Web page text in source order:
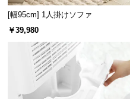
[幅95cm] 1人掛けソファ
￥39,980